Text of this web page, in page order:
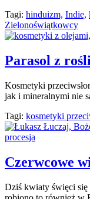
Tagi: hinduizm, Indie,
Zielonoświątkowcy
Parasol z
Kosmetyki
jak i mineralnymi nie
Tagi: kosmetyki
Czerwcowe
Dziś kwiaty święci